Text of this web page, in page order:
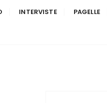
INTERVISTE PAGELLE